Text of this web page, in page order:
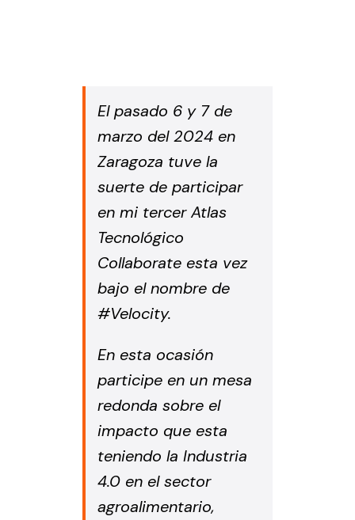
El pasado 6 y 7 de
marzo del 2024 en
Zaragoza tuve la
suerte de participar
en mi tercer Atlas
Tecnológico
Collaborate esta vez
bajo el nombre de
#Velocity.
En esta ocasión
participe en un mesa
redonda sobre el
impacto que esta
teniendo la Industria
4.0 en el sector
agroalimentario,